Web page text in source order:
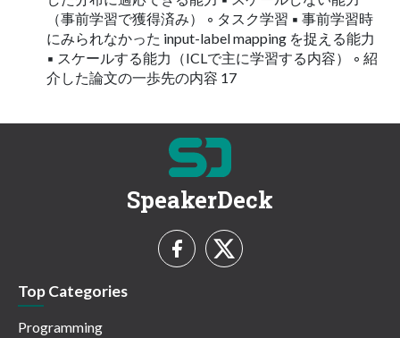
（事前学習で獲得済み） ◦ タスク学習 ▪ 事前学習時
にみられなかった input-label mapping を捉える能力
▪ スケールする能力（ICLで主に学習する内容） ◦ 紹
介した論文の一歩先の内容 17
SpeakerDeck
Top Categories
Programming